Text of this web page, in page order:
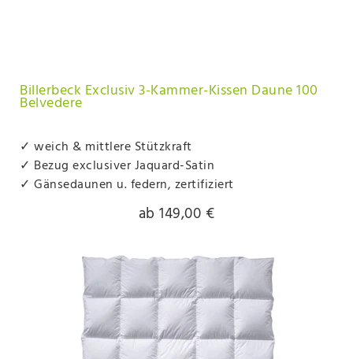
Billerbeck Exclusiv 3-Kammer-Kissen Daune 100
Belvedere
✓ weich & mittlere Stützkraft
✓ Bezug exclusiver Jaquard-Satin
✓ Gänsedaunen u. federn, zertifiziert
ab 149,00 €